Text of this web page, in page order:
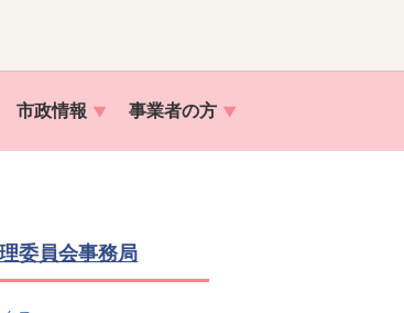
市政情報 事業者の方
委員会事務局